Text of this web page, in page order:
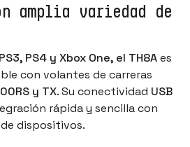
amplia variedad de
PS4 y Xbox One, el TH8Aes
con volantes de carreras
y TX. Su conectividad USB
rápida y sencilla con
dispositivos.